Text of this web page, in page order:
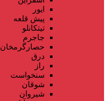
ایور
پیش قلعه
تیتکانلو
جاجرم
حصارگرمخان
درق
راز
سنخواست
شوقان
شیروان